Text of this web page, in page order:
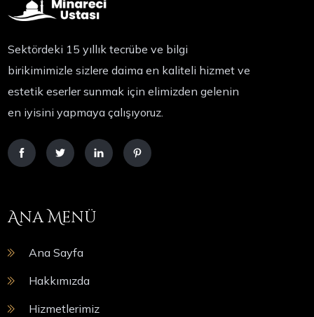
Sektördeki 15 yıllık tecrübe ve bilgi
birikimimizle sizlere daima en kaliteli hizmet ve
estetik eserler sunmak için elimizden gelenin
en iyisini yapmaya çalışıyoruz.
Ana Menü
Ana Sayfa
Hakkımızda
Hizmetlerimiz